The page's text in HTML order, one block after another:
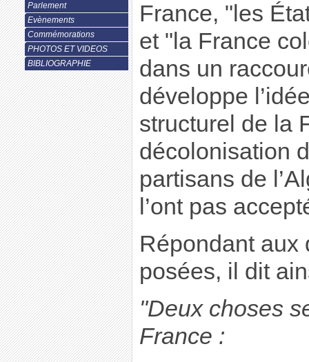
France, "les
et "la France
dans un
développe
structurel de la
décolonisation
partisans de
l’ont pas
Répondant aux
posées, il dit
"Deux choses
France :
Parlement
Evènements
Commémorations
PHOTOS ET VIDEOS
BIBLIOGRAPHIE